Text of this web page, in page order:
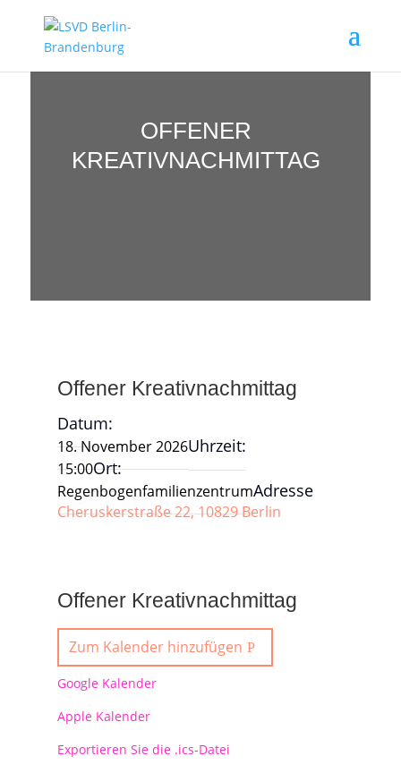
OFFENER
KREATIVNACHMITTAG
Offener Kreativnachmittag
Datum:
18. November 2026Uhrzeit:
15:00Ort:
RegenbogenfamilienzentrumAdresse
Cheruskerstraße 22, 10829 Berlin
Offener Kreativnachmittag
Zum Kalender hinzufügen
Google Kalender
Apple Kalender
Exportieren Sie die .ics-Datei